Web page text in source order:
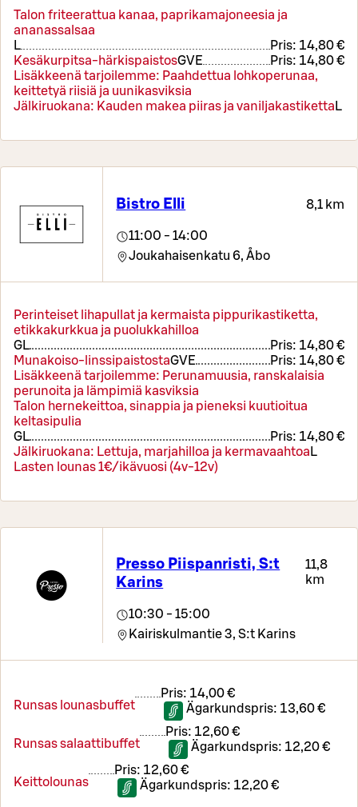
Talon friteerattua kanaa, paprikamajoneesia ja
ananassalsaa
L
Pris: 14,80 €
Kesäkurpitsa-härkispaistosGVE Pris: 14,80 €
Lisäkkeenä tarjoilemme: Paahdettua lohkoperunaa,
keittetyä riisiä ja uunikasviksia
Jälkiruokana: Kauden makea piiras ja vaniljakastiketta L
Bistro Elli 8,1 km
11:00 - 14:00
Joukahaisenkatu 6, Åbo
Perinteiset lihapullat ja kermaista pippurikastiketta,
etikkakurkkua ja puolukkahilloa
GL Pris: 14,80 €
Munakoiso-linssipaistostaGVE Pris: 14,80 €
Lisäkkeenä tarjoilemme: Perunamuusia, ranskalaisia
perunoita ja lämpimiä kasviksia
Talon hernekeittoa, sinappia ja pieneksi kuutioitua
keltasipulia
GL Pris: 14,80 €
Jälkiruokana: Lettuja, marjahilloa ja kermavaahtoa L
Lasten lounas 1€/ikävuosi (4v-12v)
Presso Piispanristi, S:t
Karins
11,8
km
10:30 - 15:00
Kairiskulmantie 3, S:t Karins
Runsas lounasbuffet
Pris: 14,00 €
Ägarkundspris: 13,60 €
Runsas salaattibuffet
Pris: 12,60 €
Ägarkundspris: 12,20 €
Keittolounas
Pris: 12,60 €
Ägarkundspris: 12,20 €